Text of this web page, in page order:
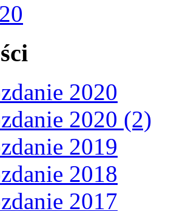
2020
2020 (2)
2019
2018
2017